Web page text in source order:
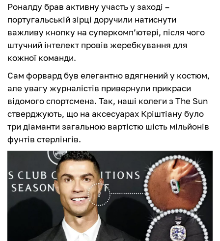
Роналду брав активну участь у заході –
португальській зірці доручили натиснути
важливу кнопку на суперкомп’ютері, після чого
штучний інтелект провів жеребкування для
кожної команди.
Сам форвард був елегантно вдягнений у костюм,
але увагу журналістів привернули прикраси
відомого спортсмена. Так, наші колеги з The Sun
стверджують, що на аксесуарах Кріштіану було
три діаманти загальною вартістю шість мільйонів
фунтів стерлінгів.